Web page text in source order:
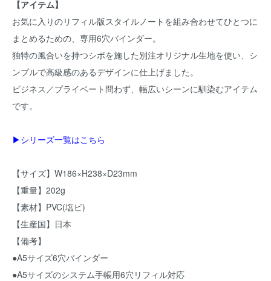
【アイテム】
お気に入りのリフィル版スタイルノートを組み合わせてひとつに
まとめるための、専用6穴バインダー。
独特の風合いを持つシボを施した別注オリジナル生地を使い、シ
ンプルで高級感のあるデザインに仕上げました。
ビジネス／プライベート問わず、幅広いシーンに馴染むアイテム
です。
▶シリーズ一覧はこちら
【サイズ】W186×H238×D23mm
【重量】202g
【素材】PVC(塩ビ)
【生産国】日本
【備考】
●A5サイズ6穴バインダー
●A5サイズのシステム手帳用6穴リフィル対応